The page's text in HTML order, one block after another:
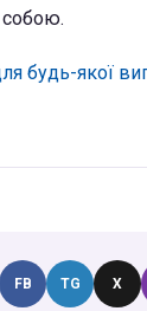
собою.
будь-якої
FB TG X